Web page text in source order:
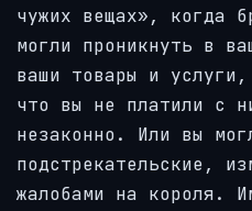
чужих вещах», когда
могли проникнуть в
ваши товары и
что вы не платили с
незаконно. Или вы
подстрекательские,
жалобами на короля.